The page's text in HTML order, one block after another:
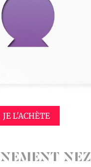
JE L'ACHÈTE
NEZ